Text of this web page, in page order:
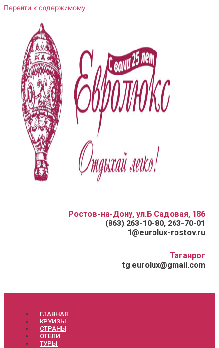
Перейти к содержимому
Ростов-на-Дону, ул.Б.Садовая, 186
(863) 263-10-80, 263-70-01
1@eurolux-rostov.ru
Таганрог
tg.eurolux@gmail.com
ГЛАВНАЯ
КРУИЗЫ
СТРАНЫ
ОТЕЛИ
ТУРЫ